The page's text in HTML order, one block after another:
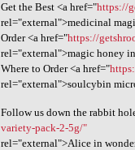
Get the Best <a href="https://
rel="external">medicinal
Order <a href="https://
rel="external">magic honey
Where to Order <a href="
rel="external">soulcybin
Follow us down the rabbit
variety-pack-2-5g/"
rel="external">Alice in